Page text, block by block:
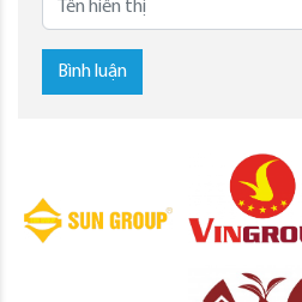
Bình luận